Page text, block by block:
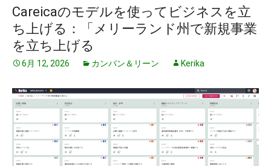
Careicaのモデルを使ってビジネスを立
ち上げる：「メリーランド州で新規事業
を立ち上げる
6月 12, 2026 カンバン＆リーン Kerika